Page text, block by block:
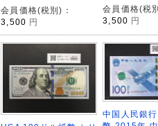
会員価格(税別)：
3,500 円
会員価格(税
3,500 円
中国人民銀